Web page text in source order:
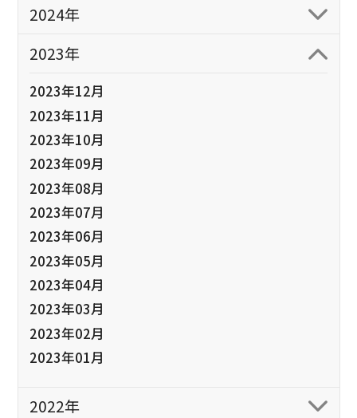
2024年
2023年
2023年12月
2023年11月
2023年10月
2023年09月
2023年08月
2023年07月
2023年06月
2023年05月
2023年04月
2023年03月
2023年02月
2023年01月
2022年